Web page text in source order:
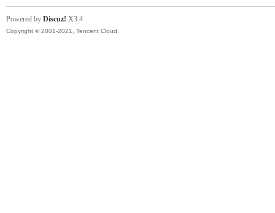
Powered by Discuz! X3.4
Copyright © 2001-2021, Tencent Cloud.